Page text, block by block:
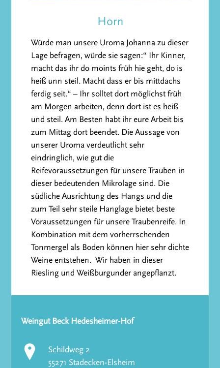
Horn
Würde man unsere Uroma Johanna zu dieser
Lage befragen, würde sie sagen:“ Ihr Kinner,
macht das ihr do moints früh hie geht, do is
heiß unn steil. Macht dass er bis mittdachs
ferdig seit.“ – Ihr solltet dort möglichst früh
am Morgen arbeiten, denn dort ist es heiß
und steil. Am Besten habt ihr eure Arbeit bis
zum Mittag dort beendet. Die Aussage von
unserer Uroma verdeutlicht sehr
eindringlich, wie gut die
Reifevoraussetzungen für unsere Trauben in
dieser bedeutenden Mikrolage sind. Die
südliche Ausrichtung des Hangs und die
zum Teil sehr steile Hanglage bietet beste
Voraussetzungen für unsere Traubenreife. In
Kombination mit dem vorherrschenden
Tonmergel als Boden können hier sehr dichte
Weine entstehen. Wir haben in dieser
Riesling und Weißburgunder angepflanzt.
Weingut Beck Hedesheimer-Hof
Schildweg 2
55271 Stadecken-Elsheim